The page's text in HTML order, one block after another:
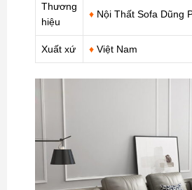
Thương
hiệu
♦ Nội Thất Sofa Dũng
Xuất xứ ♦ Việt Nam